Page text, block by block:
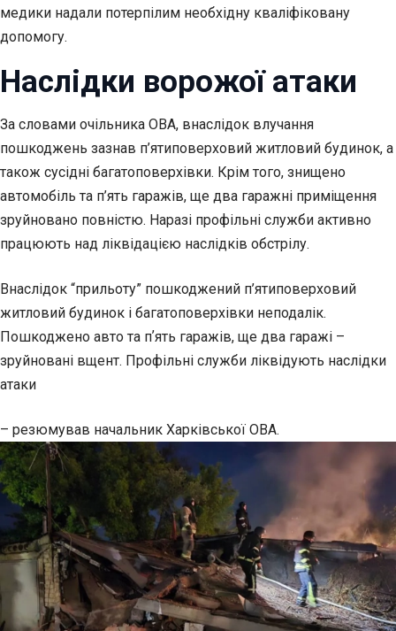
медики надали потерпілим необхідну кваліфіковану
допомогу.
Наслідки ворожої атаки
За словами очільника ОВА, внаслідок влучання
пошкоджень зазнав п’ятиповерховий житловий будинок, а
також сусідні багатоповерхівки. Крім того, знищено
автомобіль та п’ять гаражів, ще два гаражні приміщення
зруйновано повністю. Наразі профільні служби активно
працюють над ліквідацією наслідків обстрілу.
Внаслідок “прильоту” пошкоджений п’ятиповерховий
житловий будинок і багатоповерхівки неподалік.
Пошкоджено авто та пʼять гаражів, ще два гаражі –
зруйновані вщент. Профільні служби ліквідують наслідки
атаки
– резюмував начальник Харківської ОВА.